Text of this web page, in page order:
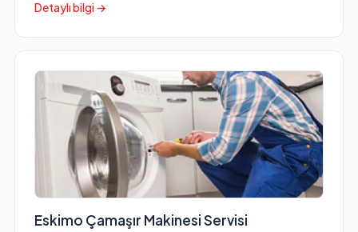
Detaylı bilgi →
Eskimo Çamaşır Makinesi Servisi